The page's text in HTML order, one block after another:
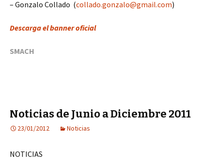
– Gonzalo Collado (collado.gonzalo@gmail.com)
Descarga el banner oficial
SMACH
Noticias de Junio a Diciembre 2011
23/01/2012 Noticias
NOTICIAS